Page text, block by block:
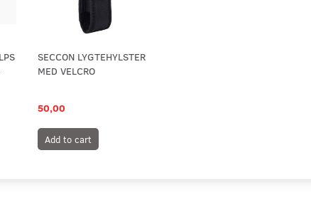
SECCON LYGTEHYLSTER
MED VELCRO
50,00
Add to cart